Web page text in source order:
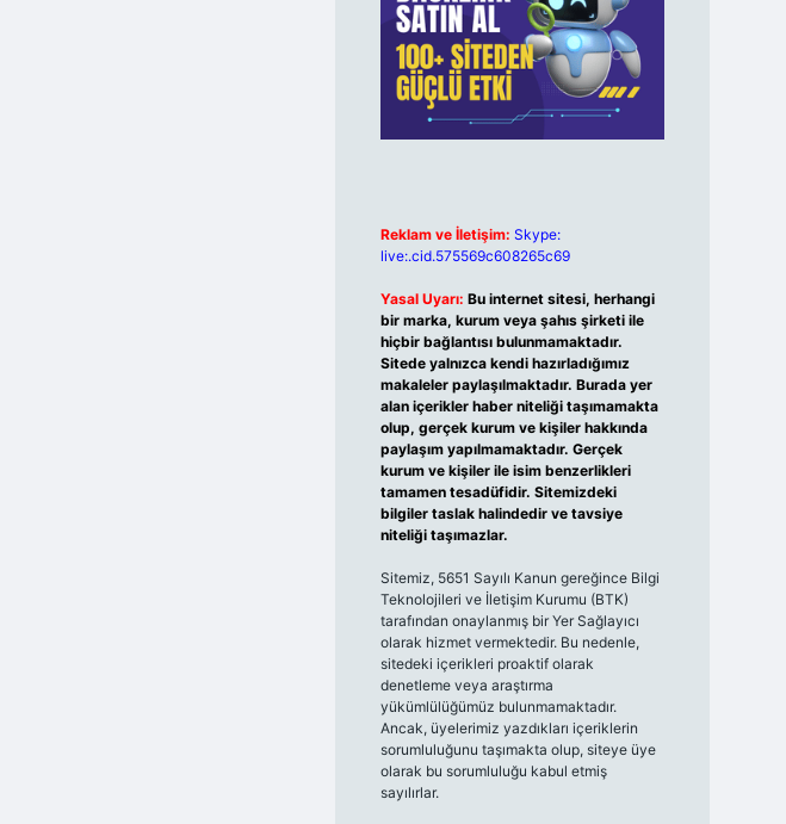
Reklam ve İletişim: Skype:
live:.cid.575569c608265c69
Yasal Uyarı: Bu internet sitesi, herhangi
bir marka, kurum veya şahıs şirketi ile
hiçbir bağlantısı bulunmamaktadır.
Sitede yalnızca kendi hazırladığımız
makaleler paylaşılmaktadır. Burada yer
alan içerikler haber niteliği taşımamakta
olup, gerçek kurum ve kişiler hakkında
paylaşım yapılmamaktadır. Gerçek
kurum ve kişiler ile isim benzerlikleri
tamamen tesadüfidir. Sitemizdeki
bilgiler taslak halindedir ve tavsiye
niteliği taşımazlar.
Sitemiz, 5651 Sayılı Kanun gereğince Bilgi
Teknolojileri ve İletişim Kurumu (BTK)
tarafından onaylanmış bir Yer Sağlayıcı
olarak hizmet vermektedir. Bu nedenle,
sitedeki içerikleri proaktif olarak
denetleme veya araştırma
yükümlülüğümüz bulunmamaktadır.
Ancak, üyelerimiz yazdıkları içeriklerin
sorumluluğunu taşımakta olup, siteye üye
olarak bu sorumluluğu kabul etmiş
sayılırlar.